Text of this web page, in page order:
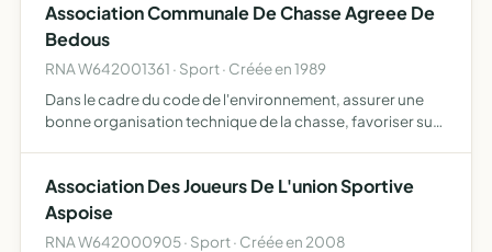
Association Communale De Chasse Agreee De
Bedous
RNA W642001361 · Sport · Créée en 1989
Dans le cadre du code de l'environnement, assurer une
bonne organisation technique de la chasse, favoriser sur
Association Des Joueurs De L'union Sportive
Aspoise
RNA W642000905 · Sport · Créée en 2008